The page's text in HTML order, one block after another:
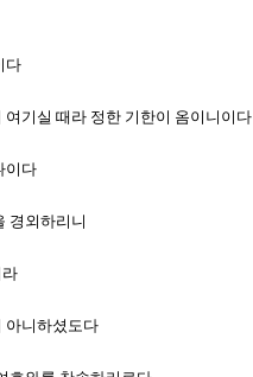
다
기실 때라 정한 기한이 옴이니이다
이다
경외하리니
니하셨도다